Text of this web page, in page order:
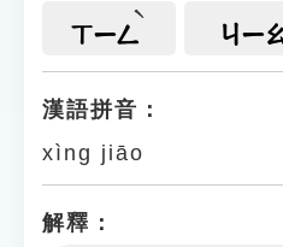
遊戲專區
貓頭鷹博士
ㄒㄧㄥ ㄐㄧ
漢語拼音：
xìng jiāo
解釋：